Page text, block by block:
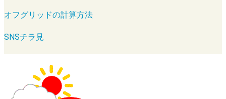
オフグリッドの計算方法
SNSチラ見